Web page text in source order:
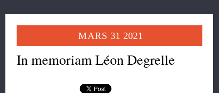
MARS 31 2021
In memoriam Léon Degrelle